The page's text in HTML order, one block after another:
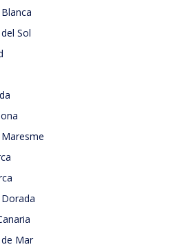
Sol
Mar